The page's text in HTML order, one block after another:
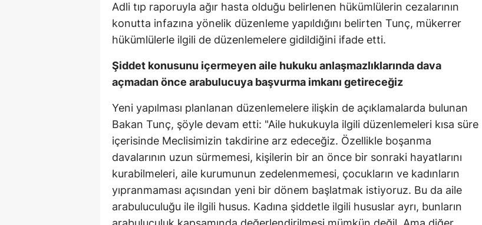
Kayseri
Kırklareli
Kırşehir
Kocaeli
Konya
Kütahya
Malatya
Manisa
Adli tıp raporuyla ağır hasta olduğu belirlenen hükümlülerin cezalarının
konutta infazına yönelik düzenleme yapıldığını belirten Tunç, mükerrer
hükümlülerle ilgili de düzenlemelere gidildiğini ifade etti.
Şiddet konusunu içermeyen aile hukuku anlaşmazlıklarında dava
açmadan önce arabulucuya başvurma imkanı getireceğiz
Yeni yapılması planlanan düzenlemelere ilişkin de açıklamalarda bulunan
Bakan Tunç, şöyle devam etti: "Aile hukukuyla ilgili düzenlemeleri kısa süre
içerisinde Meclisimizin takdirine arz edeceğiz. Özellikle boşanma
davalarının uzun sürmemesi, kişilerin bir an önce bir sonraki hayatlarını
kurabilmeleri, aile kurumunun zedelenmemesi, çocukların ve kadınların
yıpranmaması açısından yeni bir dönem başlatmak istiyoruz. Bu da aile
arabuluculuğu ile ilgili husus. Kadına şiddetle ilgili hususlar ayrı, bunların